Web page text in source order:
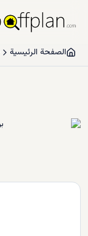
الصفحة الرئيسية